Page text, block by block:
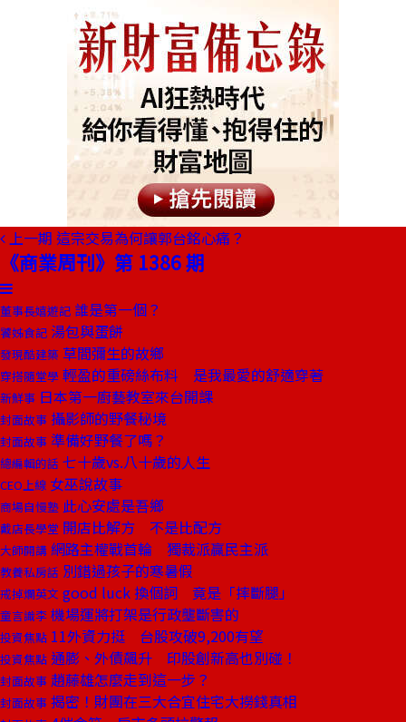
上一期 這宗交易為何讓郭台銘心痛？
《商業周刊》第 1386 期
董事長嬉遊記 誰是第一個？
饕姊食記 湯包與蛋餅
發現酷建築 草間彌生的故鄉
穿搭隨堂學 輕盈的重磅絲布料 是我最愛的舒適穿著
新鮮事 日本第一廚藝教室來台開課
封面故事 攝影師的野餐秘境
封面故事 準備好野餐了嗎？
總編輯的話 七十歲vs.八十歲的人生
CEO上線 女巫說故事
商場自慢塾 此心安處是吾鄉
戴店長學堂 開店比解方 不是比配方
大師開講 網路主權戰首輪 獨裁派贏民主派
教養私房話 別錯過孩子的寒暑假
戒掉爛英文 good luck 換個詞 竟是「摔斷腿」
童言識李 機場運將打架是行政壟斷害的
投資焦點 11外資力挺 台股攻破9,200有望
投資焦點 通膨、外債飆升 印股創新高也別碰！
封面故事 趙藤雄怎麼走到這一步？
封面故事 揭密！財團在三大合宜住宅大撈錢真相